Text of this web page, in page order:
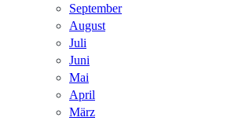
September
August
Juli
Juni
Mai
April
März